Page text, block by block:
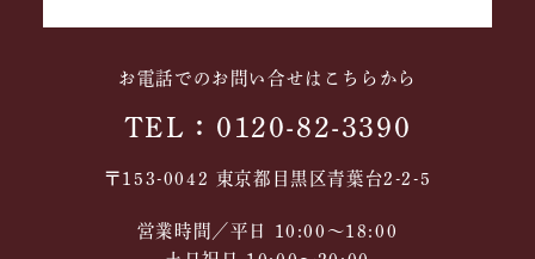
お電話でのお問い合せはこちらから
TEL：0120-82-3390
〒153-0042 東京都目黒区青葉台2-2-5
営業時間／平日 10:00～18:00